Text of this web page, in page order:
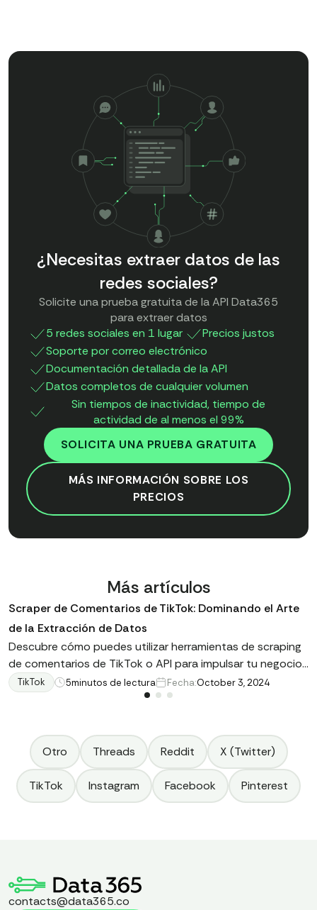
¿Necesitas extraer datos de las
redes sociales?
Solicite una prueba gratuita de la API Data365
para extraer datos
5 redes sociales en 1 lugar
Precios justos
Soporte por correo electrónico
Documentación detallada de la API
Datos completos de cualquier volumen
Sin tiempos de inactividad, tiempo de
actividad de al menos el 99%
SOLICITA UNA PRUEBA GRATUITA
MÁS INFORMACIÓN SOBRE LOS
PRECIOS
Más artículos
Scraper de Comentarios de TikTok: Dominando el Arte
de la Extracción de Datos
Descubre cómo puedes utilizar herramientas de scraping
de comentarios de TikTok o API para impulsar tu negocio.
Conoce las características clave, las principales ventajas
para las marcas y las recomendaciones fundamentales
TikTok 5minutos de lectura Fecha:October 3, 2024
Otro Threads Reddit X (Twitter)
TikTok Instagram Facebook Pinterest
contacts@data365.co